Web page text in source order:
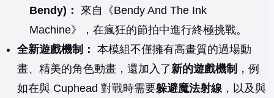
Bendy)：
來自《Bendy And The Ink
Machine》，在瘋狂的節拍中進行終極挑戰。
全新遊戲機制： 本模組不僅擁有高畫質的過場動
畫、精美的角色動畫，還加入了新的遊戲機制 ，例
如在與 Cuphead 對戰時需要躲避魔法射線 ，以及與